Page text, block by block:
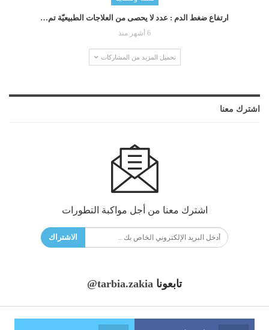
ارتفاع ضغط الدم : عدد لا يحصى من العلاجات الطبيعيّة تم…
6 أشهر منذ
تحميل المزيد من المشاركات
اشترك معنا
اشترك معنا من أجل مواكبة التطورات
الاشتراك
تابعونا @tarbia.zakia